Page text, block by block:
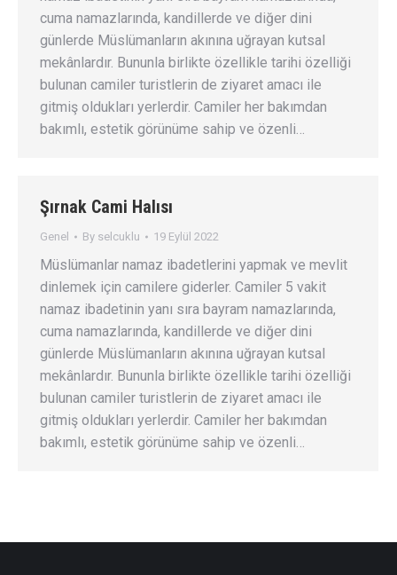
cuma namazlarında, kandillerde ve diğer dini
günlerde Müslümanların akınına uğrayan kutsal
mekânlardır. Bununla birlikte özellikle tarihi özelliği
bulunan camiler turistlerin de ziyaret amacı ile
gitmiş oldukları yerlerdir. Camiler her bakımdan
bakımlı, estetik görünüme sahip ve özenli…
Şırnak Cami Halısı
Genel By selcuklu 19 Eylül 2022
Müslümanlar namaz ibadetlerini yapmak ve mevlit
dinlemek için camilere giderler. Camiler 5 vakit
namaz ibadetinin yanı sıra bayram namazlarında,
cuma namazlarında, kandillerde ve diğer dini
günlerde Müslümanların akınına uğrayan kutsal
mekânlardır. Bununla birlikte özellikle tarihi özelliği
bulunan camiler turistlerin de ziyaret amacı ile
gitmiş oldukları yerlerdir. Camiler her bakımdan
bakımlı, estetik görünüme sahip ve özenli…